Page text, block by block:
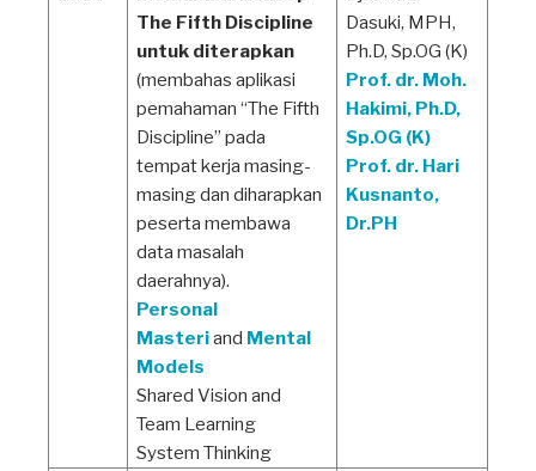
The Fifth Discipline
untuk diterapkan
(membahas aplikasi
pemahaman “The Fifth
Discipline” pada
tempat kerja masing-
masing dan diharapkan
peserta membawa
data masalah
daerahnya).
Personal
Masteriand Mental
Models
Shared Vision and
Team Learning
System Thinking
Dasuki, MPH,
Ph.D, Sp.OG (K)
Prof. dr. Moh.
Hakimi, Ph.D,
Sp.OG (K)
Prof. dr. Hari
Kusnanto,
Dr.PH